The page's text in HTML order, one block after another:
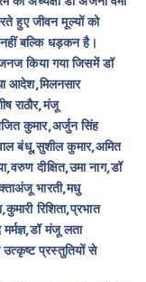
हुए जीवन मूल्यों को
बल्कि धड़कन है।
किया गया जिसमें डॉ
आदेश,मिलनसार
राठौर,मंजू
कुमार,अर्जुन सिंह
बंधू,सुशील कुमार,अमित
दीक्षित,उमा नाग,डॉ
भारती,मधु
रिशिता,प्रभात
मंजू लता
प्रस्तुतियों से